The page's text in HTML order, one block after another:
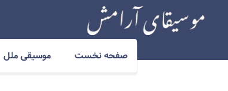
صفحه نخست موسیقی ملل